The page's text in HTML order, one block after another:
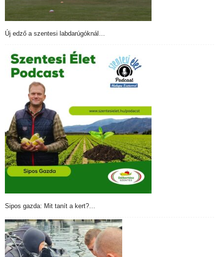
Új edző a szentesi labdarúgóknál…
Sipos gazda: Mit tanít a kert?…